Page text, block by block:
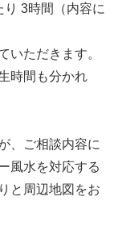
3時間（内容に
いただきます。
時間も分かれ
、ご相談内容に
風水を対応する
と周辺地図をお